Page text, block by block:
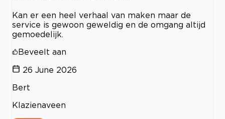
Kan er een heel verhaal van maken maar de
service is gewoon geweldig en de omgang altijd
gemoedelijk.
Beveelt aan
26 June 2026
Bert
Klazienaveen